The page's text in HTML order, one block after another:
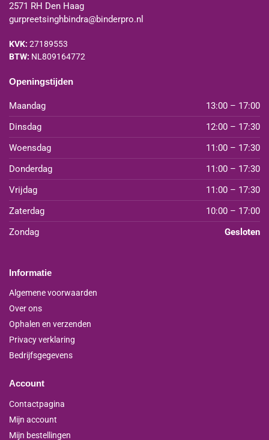
2571 RH Den Haag
gurpreetsinghbindra@binderpro.nl
KVK: 27189553
BTW: NL809164772
Openingstijden
Maandag
13:00 – 17:00
Dinsdag
12:00 – 17:30
Woensdag
11:00 – 17:30
Donderdag
11:00 – 17:30
Vrijdag
11:00 – 17:30
Zaterdag
10:00 – 17:00
Zondag
Gesloten
Informatie
Algemene voorwaarden
Over ons
Ophalen en verzenden
Privacy verklaring
Bedrijfsgegevens
Account
Contactpagina
Mijn account
Mijn bestellingen